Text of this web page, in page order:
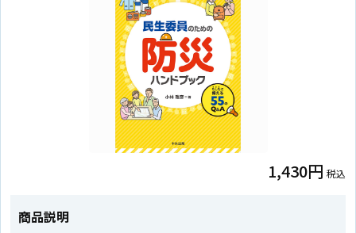
1,430円 税込
商品説明